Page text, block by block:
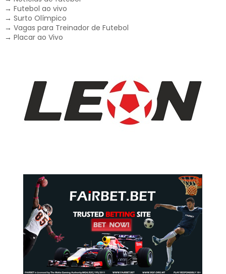
→ Futebol ao vivo
→ Surto Olímpico
→ Vagas para Treinador de Futebol
→ Placar ao Vivo